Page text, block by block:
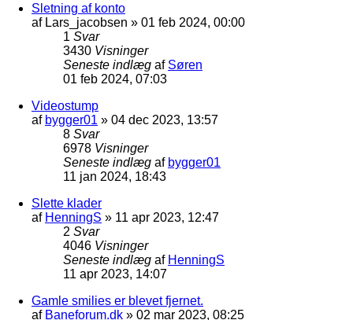
Sletning af konto
af Lars_jacobsen » 01 feb 2024, 00:00
1 Svar
3430 Visninger
Seneste indlæg af Søren
01 feb 2024, 07:03
Videostump
af bygger01 » 04 dec 2023, 13:57
8 Svar
6978 Visninger
Seneste indlæg af bygger01
11 jan 2024, 18:43
Slette klader
af HenningS » 11 apr 2023, 12:47
2 Svar
4046 Visninger
Seneste indlæg af HenningS
11 apr 2023, 14:07
Gamle smilies er blevet fjernet.
af Baneforum.dk » 02 mar 2023, 08:25